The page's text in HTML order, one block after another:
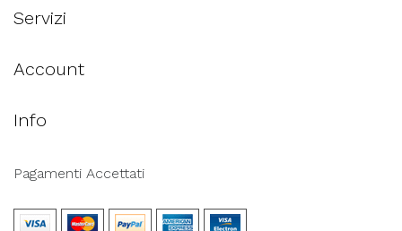
Servizi
Account
Info
Pagamenti Accettati